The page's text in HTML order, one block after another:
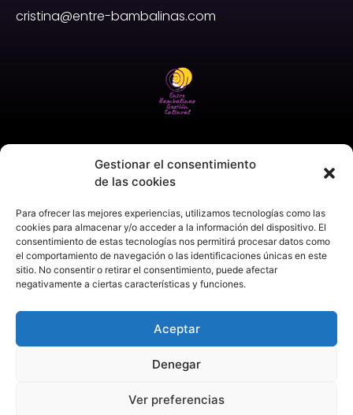
Gestionar el consentimiento
de las cookies
Para ofrecer las mejores experiencias, utilizamos tecnologías como las
cookies para almacenar y/o acceder a la información del dispositivo. El
consentimiento de estas tecnologías nos permitirá procesar datos como
el comportamiento de navegación o las identificaciones únicas en este
sitio. No consentir o retirar el consentimiento, puede afectar
negativamente a ciertas características y funciones.
Aceptar
Denegar
Ver preferencias
cristina@entre-bambalinas.com
Política de privacidadPolítica de cookies